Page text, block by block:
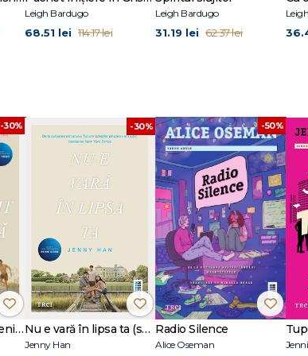
Leigh Bardugo
68.51 lei 114.17 lei
Leigh Bardugo
31.19 lei 62.37 lei
-30%
Vara în care am devenit frumoasă (seria Vara, vol. 1, ediție tie-in)
-30%
Nu e vară în lipsa ta (seria Vara, vol. 2, ediție tie-in)
Jenny Han
-50%
Radio Silence
Alice Oseman